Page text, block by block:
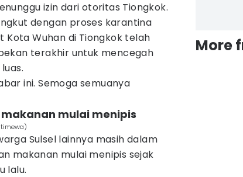
izin dari otoritas Tiongkok.
dengan proses karantina
Kota Wuhan di Tiongkok telah
terakhir untuk mencegah
ini. Semoga semuanya
mulai menipis
Sulsel lainnya masih dalam
makanan mulai menipis sejak
lalu.
More